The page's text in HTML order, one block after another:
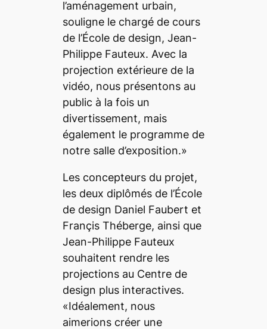
l’aménagement urbain,
souligne le chargé de cours
de l’École de design, Jean-
Philippe Fauteux. Avec la
projection extérieure de la
vidéo, nous présentons au
public à la fois un
divertissement, mais
également le programme de
notre salle d’exposition.»
Les concepteurs du projet,
les deux diplômés de l’École
de design Daniel Faubert et
Françis Théberge, ainsi que
Jean-Philippe Fauteux
souhaitent rendre les
projections au Centre de
design plus interactives.
«Idéalement, nous
aimerions créer une